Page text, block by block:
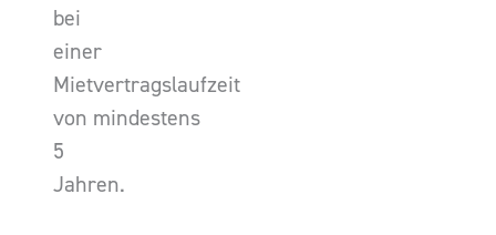
bei
einer
Mietvertragslaufzeit
von mindestens
5
Jahren.